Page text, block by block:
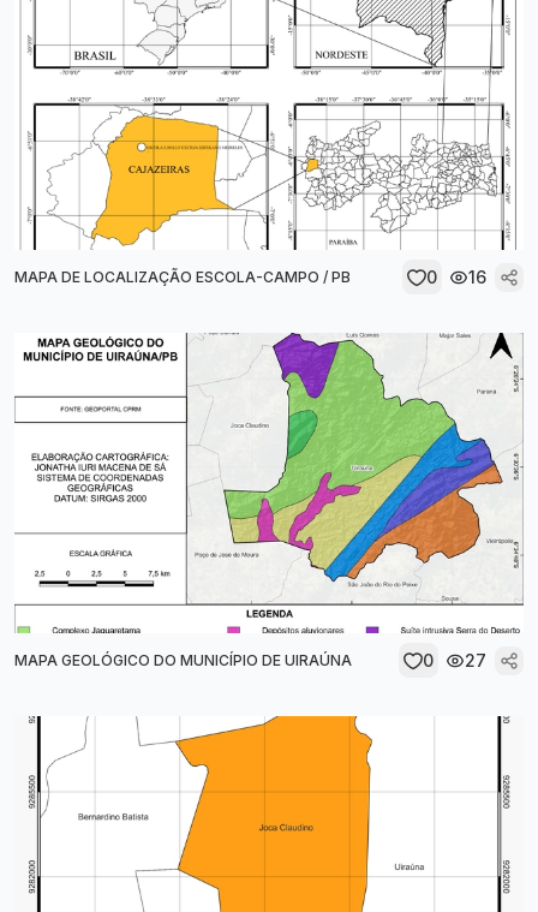
MAPA DE LOCALIZAÇÃO ESCOLA-CAMPO / PB 0 16
MAPA GEOLÓGICO DO MUNICÍPIO DE UIRAÚNA 0 27